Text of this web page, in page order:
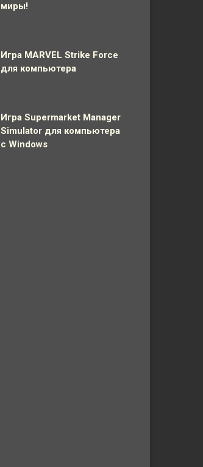
миры!
Игра MARVEL Strike Force
для компьютера
Игра Supermarket Manager
Simulator для компьютера
с Windows